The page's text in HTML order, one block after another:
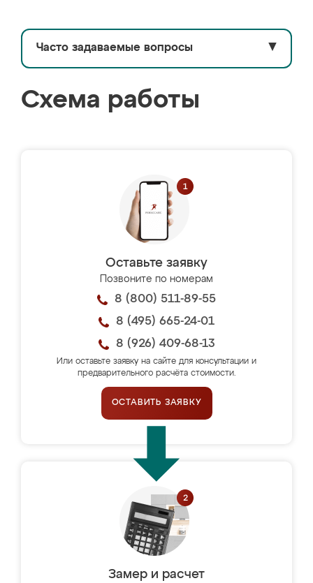
Часто задаваемые вопросы ▼
Схема работы
Оставьте заявку
Позвоните по номерам
8 (800) 511-89-55
8 (495) 665-24-01
8 (926) 409-68-13
Или оставьте заявку на сайте для консультации и
предварительного расчёта стоимости.
ОСТАВИТЬ ЗАЯВКУ
Замер и расчет